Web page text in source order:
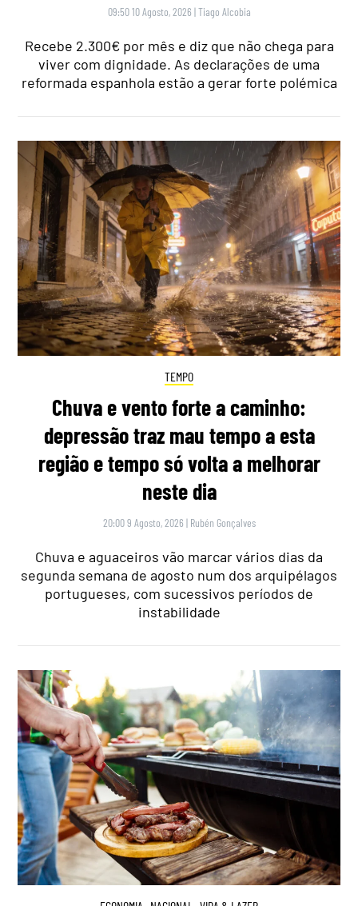
09:50 10 Agosto, 2026 |Tiago Alcobia
Recebe 2.300€ por mês e diz que não chega para
viver com dignidade. As declarações de uma
reformada espanhola estão a gerar forte polémica
TEMPO
Chuva e vento forte a caminho:
depressão traz mau tempo a esta
região e tempo só volta a melhorar
neste dia
20:00 9 Agosto, 2026 | Rubén Gonçalves
Chuva e aguaceiros vão marcar vários dias da
segunda semana de agosto num dos arquipélagos
portugueses, com sucessivos períodos de
instabilidade